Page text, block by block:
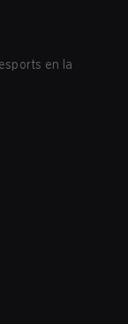
en la